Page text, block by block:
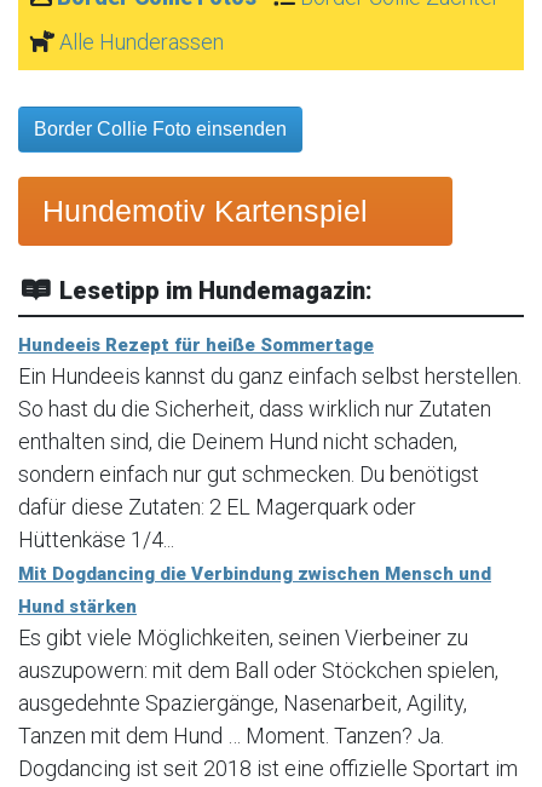
Alle Hunderassen
Border Collie Foto einsenden
Hundemotiv Kartenspiel
Lesetipp im Hundemagazin:
Hundeeis Rezept für heiße Sommertage
Ein Hundeeis kannst du ganz einfach selbst herstellen.
So hast du die Sicherheit, dass wirklich nur Zutaten
enthalten sind, die Deinem Hund nicht schaden,
sondern einfach nur gut schmecken. Du benötigst
dafür diese Zutaten: 2 EL Magerquark oder
Hüttenkäse 1/4...
Mit Dogdancing die Verbindung zwischen Mensch und
Hund stärken
Es gibt viele Möglichkeiten, seinen Vierbeiner zu
auszupowern: mit dem Ball oder Stöckchen spielen,
ausgedehnte Spaziergänge, Nasenarbeit, Agility,
Tanzen mit dem Hund … Moment. Tanzen? Ja.
Dogdancing ist seit 2018 ist eine offizielle Sportart im